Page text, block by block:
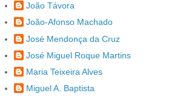
João Távora
João-Afonso Machado
José Mendonça da Cruz
José Miguel Roque Martins
Maria Teixeira Alves
Miguel A. Baptista